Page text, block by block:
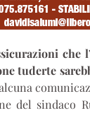
che
tuderte
del sindaco